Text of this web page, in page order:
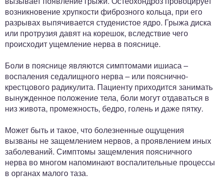
возникновение хрупкости фиброзного кольца, при его
разрывах выпячивается студенистое ядро. Грыжа диска
или протрузия давят на корешок, вследствие чего
происходит ущемление нерва в пояснице.
Боли в пояснице являются симптомами ишиаса –
воспаления седалищного нерва – или пояснично-
крестцового радикулита. Пациенту приходится занимать
вынужденное положение тела, боли могут отдаваться в
низ живота, промежность, бедро, голень и даже пятку.
Может быть и такое, что болезненные ощущения
вызваны не защемлением нервов, а проявлением иных
заболеваний. Симптомы защемления поясничного
нерва во многом напоминают воспалительные процессы
в органах малого таза.